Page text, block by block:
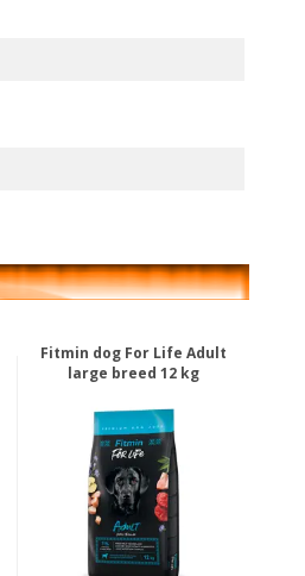
Fitmin dog For Life Adult
large breed 12 kg